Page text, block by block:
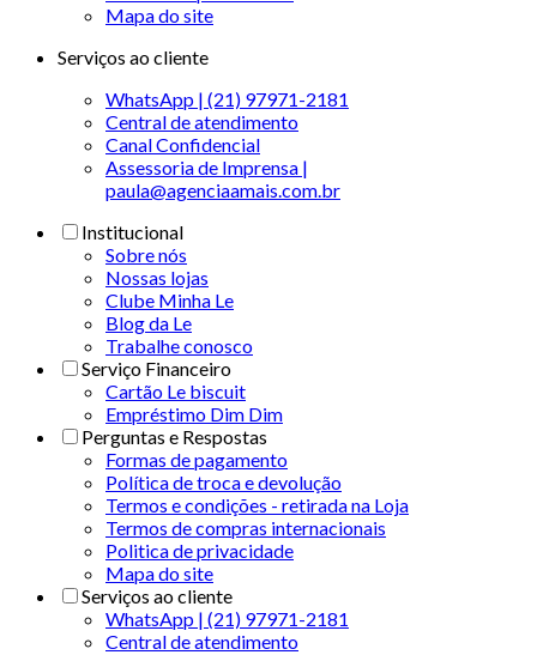
Mapa do site
Serviços ao cliente
WhatsApp | (21) 97971-2181
Central de atendimento
Canal Confidencial
Assessoria de Imprensa |
paula@agenciaamais.com.br
Institucional
Sobre nós
Nossas lojas
Clube Minha Le
Blog da Le
Trabalhe conosco
Serviço Financeiro
Cartão Le biscuit
Empréstimo Dim Dim
Perguntas e Respostas
Formas de pagamento
Política de troca e devolução
Termos e condições - retirada na Loja
Termos de compras internacionais
Politica de privacidade
Mapa do site
Serviços ao cliente
WhatsApp | (21) 97971-2181
Central de atendimento